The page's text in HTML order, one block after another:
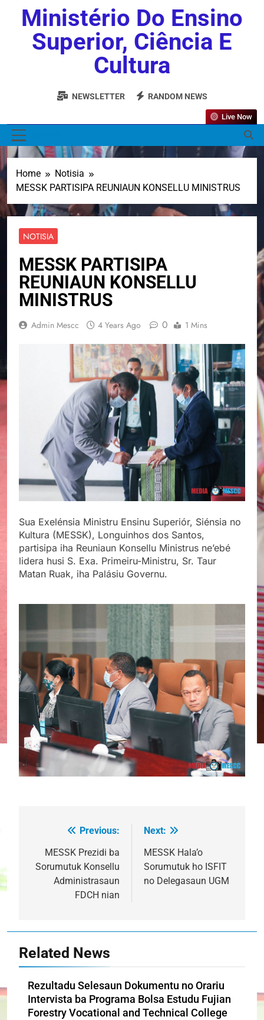
Ministério Do Ensino
Superior, Ciência E
Cultura
NEWSLETTER RANDOM NEWS
Live Now
Home
Notisia
MESSK PARTISIPA REUNIAUN KONSELLU MINISTRUS
NOTISIA
MESSK PARTISIPA
REUNIAUN KONSELLU
MINISTRUS
Admin Mescc 4 Years Ago 0 1 Mins
Sua Exelénsia Ministru Ensinu Superiór, Siénsia no
Kultura (MESSK), Longuinhos dos Santos,
partisipa iha Reuniaun Konsellu Ministrus ne’ebé
lidera husi S. Exa. Primeiru-Ministru, Sr. Taur
Matan Ruak, iha Palásiu Governu.
navigation
Previous:
MESSK Prezidi ba
Sorumutuk Konsellu
Administrasaun
FDCH nian
Next:
MESSK Hala’o
Sorumutuk ho ISFIT
no Delegasaun UGM
Related News
Rezultadu Selesaun Dokumentu no Orariu
Intervista ba Programa Bolsa Estudu Fujian
Forestry Vocational and Technical College